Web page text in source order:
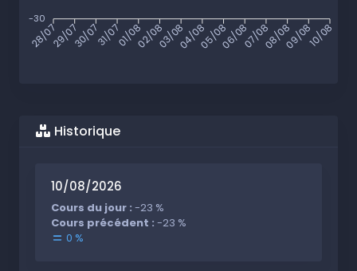
-30
28/0729/0730/0731/0701/0802/0803/0804/0805/0806/0807/0808/0809/0810/08
Historique
10/08/2026
Cours du jour : -23 %
Cours précédent : -23 %
0 %